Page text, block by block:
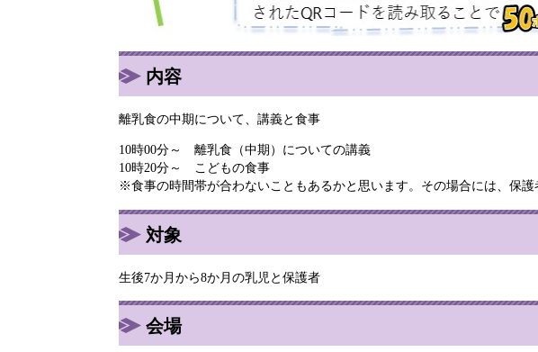
内容
離乳食の中期について、講義と食事
10時00分～ 離乳食（中期）についての講義
10時20分～ こどもの食事
※食事の時間帯が合わないこともあるかと思います。その場合には、保護
対象
生後7か月から8か月の乳児と保護者
会場